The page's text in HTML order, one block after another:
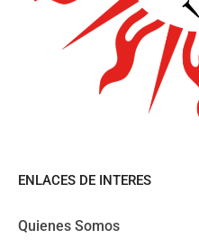
ENLACES DE INTERES
Quienes Somos